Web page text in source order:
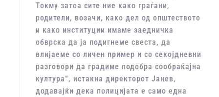
Токму затоа сите ние како граѓани,
родители, возачи, како дел од општеството
и како институции имаме заедничка
обврска да ја подигнеме свеста, да
влијаеме со личен пример и со секојдневни
разговори да градиме подобра сообраќајна
култура“, истакна директорот Јанев,
додавајќи дека полицијата е само една